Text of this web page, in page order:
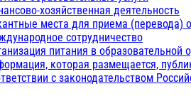
хозяйственная деятельность
места для приема (перевода)
сотрудничество
питания в образовательной
которая размещается,
с законодательством